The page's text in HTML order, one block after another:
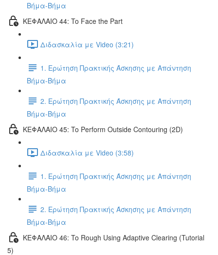
Βήμα-Βήμα
ΚΕΦΑΛΑΙΟ 44: To Face the Part
Διδασκαλία με Video (3:21)
1. Ερώτηση Πρακτικής Άσκησης με Απάντηση
Βήμα-Βήμα
2. Ερώτηση Πρακτικής Άσκησης με Απάντηση
Βήμα-Βήμα
ΚΕΦΑΛΑΙΟ 45: To Perform Outside Contouring (2D)
Διδασκαλία με Video (3:58)
1. Ερώτηση Πρακτικής Άσκησης με Απάντηση
Βήμα-Βήμα
2. Ερώτηση Πρακτικής Άσκησης με Απάντηση
Βήμα-Βήμα
ΚΕΦΑΛΑΙΟ 46: To Rough Using Adaptive Clearing (Tutorial
5)